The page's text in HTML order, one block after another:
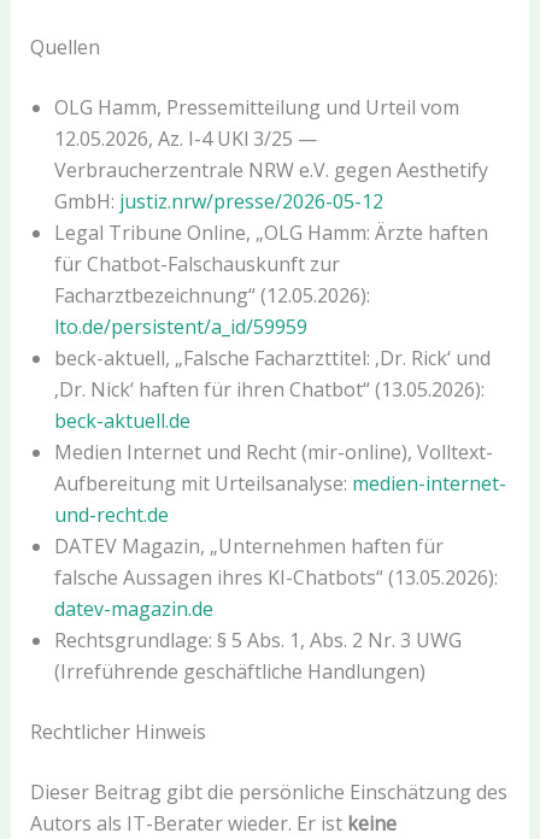
Quellen
OLG Hamm, Pressemitteilung und Urteil vom
12.05.2026, Az. I-4 UKl 3/25 —
Verbraucherzentrale NRW e.V. gegen Aesthetify
GmbH: justiz.nrw/presse/2026-05-12
Legal Tribune Online, „OLG Hamm: Ärzte haften
für Chatbot-Falschauskunft zur
Facharztbezeichnung“ (12.05.2026):
lto.de/persistent/a_id/59959
beck-aktuell, „Falsche Facharzttitel: ‚Dr. Rick‘ und
‚Dr. Nick‘ haften für ihren Chatbot“ (13.05.2026):
beck-aktuell.de
Medien Internet und Recht (mir-online), Volltext-
Aufbereitung mit Urteilsanalyse: medien-internet-
und-recht.de
DATEV Magazin, „Unternehmen haften für
falsche Aussagen ihres KI-Chatbots“ (13.05.2026):
datev-magazin.de
Rechtsgrundlage: § 5 Abs. 1, Abs. 2 Nr. 3 UWG
(Irreführende geschäftliche Handlungen)
Rechtlicher Hinweis
Dieser Beitrag gibt die persönliche Einschätzung des
Autors als IT-Berater wieder. Er ist keine